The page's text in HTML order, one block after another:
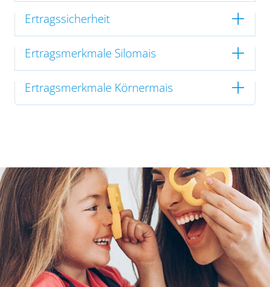
Ertragssicherheit
Ertragsmerkmale Silomais
Ertragsmerkmale Körnermais